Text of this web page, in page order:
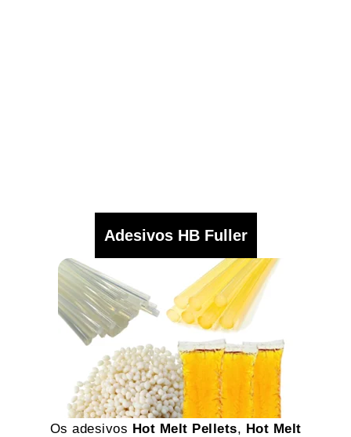
Adesivos HB Fuller
Os adesivos Hot Melt Pellets, Hot Melt